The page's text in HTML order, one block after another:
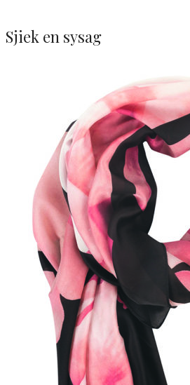
Sjiek en sysag